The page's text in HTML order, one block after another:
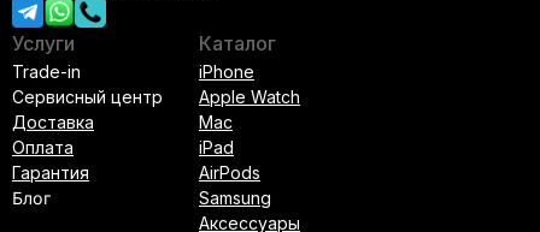
Услуги
Trade-in
Сервисный центр
Доставка
Оплата
Гарантия
Блог
Каталог
iPhone
Apple Watch
Mac
iPad
AirPods
Samsung
Аксессуары